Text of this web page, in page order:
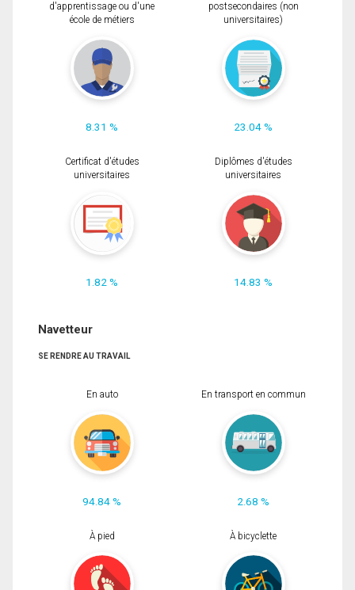
d'apprentissage ou d'une
école de métiers
8.31 %
postsecondaires (non
universitaires)
23.04 %
Certificat d'études
universitaires
1.82 %
Diplômes d'études
universitaires
14.83 %
Navetteur
SE RENDRE AU TRAVAIL
En auto
94.84 %
En transport en commun
2.68 %
À pied À bicyclette